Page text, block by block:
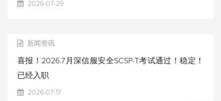
2026-07-29
新闻资讯
喜报！2026.7月深信服安全SCSP-T考试通过！稳定！
已经入职
2026-07-17